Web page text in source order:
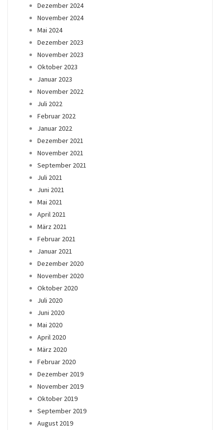
Dezember 2024
November 2024
Mai 2024
Dezember 2023
November 2023
Oktober 2023
Januar 2023
November 2022
Juli 2022
Februar 2022
Januar 2022
Dezember 2021
November 2021
September 2021
Juli 2021
Juni 2021
Mai 2021
April 2021
März 2021
Februar 2021
Januar 2021
Dezember 2020
November 2020
Oktober 2020
Juli 2020
Juni 2020
Mai 2020
April 2020
März 2020
Februar 2020
Dezember 2019
November 2019
Oktober 2019
September 2019
August 2019